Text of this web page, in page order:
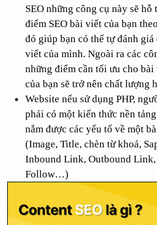
SEO những công cụ này sẽ
điểm SEO bài viết của bạn
đó giúp bạn có thể tự đánh
viết của mình. Ngoài ra các
những điểm cần tối ưu cho
của bạn sẽ trở nên chất lượng
Website nếu sử dụng PHP,
phải có một kiến thức nền
nắm được các yếu tố về một
(Image, Title, chèn từ khoá,
Inbound Link, Outbound
Follow…)